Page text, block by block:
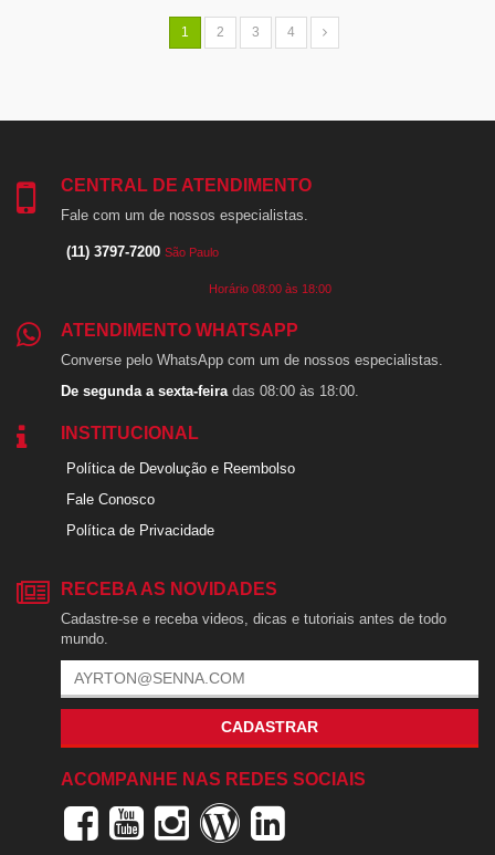
1 2 3 4
CENTRAL DE ATENDIMENTO
Fale com um de nossos especialistas.
(11) 3797-7200 São Paulo
Horário 08:00 às 18:00
ATENDIMENTO WHATSAPP
Converse pelo WhatsApp com um de nossos especialistas.
De segunda a sexta-feiradas 08:00 às 18:00.
INSTITUCIONAL
Política de Devolução e Reembolso
Fale Conosco
Política de Privacidade
RECEBA AS NOVIDADES
Cadastre-se e receba videos, dicas e tutoriais antes de todo
mundo.
CADASTRAR
ACOMPANHE NAS REDES SOCIAIS